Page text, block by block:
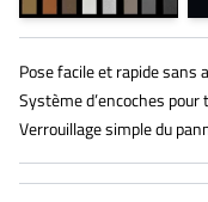
Pose facile et rapide sans
Système d’encoches
Verrouillage simple du